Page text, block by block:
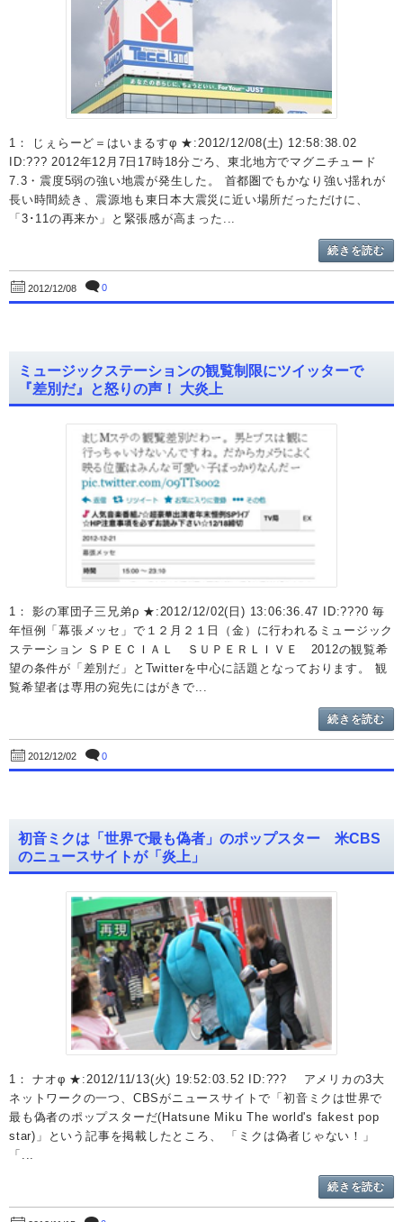
1： じぇらーど＝はいまるすφ ★:2012/12/08(土) 12:58:38.02
ID:??? 2012年12月7日17時18分ごろ、東北地方でマグニチュード
7.3・震度5弱の強い地震が発生した。 首都圏でもかなり強い揺れが
長い時間続き、震源地も東日本大震災に近い場所だっただけに、
「3･11の再来か」と緊張感が高まった...
続きを読む
2012/12/08 0
ミュージックステーションの観覧制限にツイッターで
『差別だ』と怒りの声！ 大炎上
1： 影の軍団子三兄弟ρ ★:2012/12/02(日) 13:06:36.47 ID:???0 毎
年恒例「幕張メッセ」で１２月２１日（金）に行われるミュージック
ステーション ＳＰＥＣＩＡＬ ＳＵＰＥＲＬＩＶＥ 2012の観覧希
望の条件が「差別だ」とTwitterを中心に話題となっております。 観
覧希望者は専用の宛先にはがきで...
続きを読む
2012/12/02 0
初音ミクは「世界で最も偽者」のポップスター 米CBS
のニュースサイトが「炎上」
1： ナオφ ★:2012/11/13(火) 19:52:03.52 ID:??? アメリカの3大
ネットワークの一つ、CBSがニュースサイトで「初音ミクは世界で
最も偽者のポップスターだ(Hatsune Miku The world's fakest pop
star)」という記事を掲載したところ、 「ミクは偽者じゃない！」
「...
続きを読む